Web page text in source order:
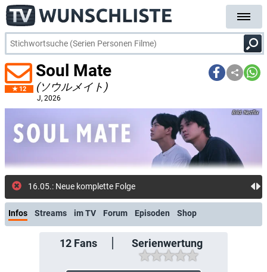
12
Soul Mate
(ソウルメイト)
J, 2026
Netflix
16.05.: Neue komplette Folge: Spiegelbild d
Infos Streams im TV Forum Episoden Shop
12Fans Serienwertung